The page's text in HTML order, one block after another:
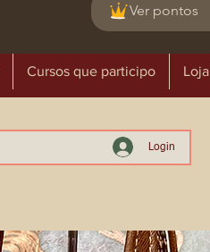
Ver pontos
Cursos que participo Loja
Login